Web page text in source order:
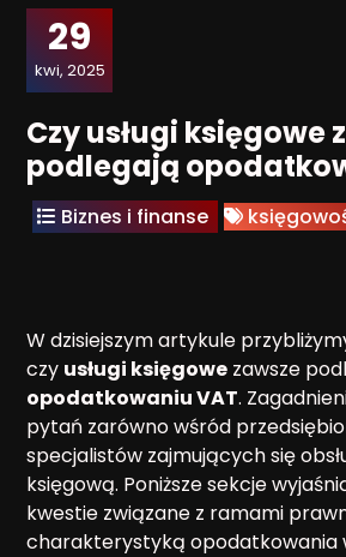
29
kwi, 2025
Czy usługi księgowe
podlegają
Biznes i finanse
W dzisiejszym artykule
czy usługi księgowe zawsze
opodatkowaniu VAT.
pytań zarówno wśród
specjalistów zajmujących się
księgową. Poniższe sekcje
kwestie związane z ramami
charakterystyką opodatkowania